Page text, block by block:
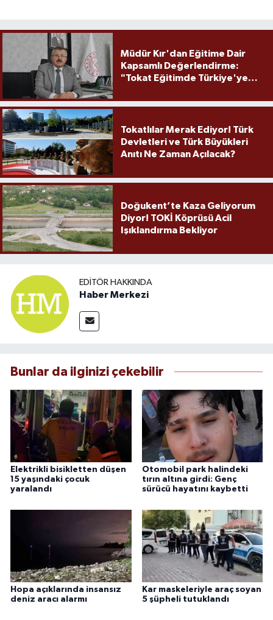
Müdür Kır'dan Eğitime Dair
Kapsamlı Değerlendirme:
"Tokat Eğitimde Türkiye'ye
Tokatlılar Merak Ediyor! Türk
Devletleri ve Türk Büyükleri
Anıtı Ne Zaman Açılacak?
Doğukent’te Kaza Geliyorum
Diyor! TOKİ Köprüsü Acil
Işıklandırma Bekliyor
EDITÖR HAKKINDA
Haber Merkezi
Bunlar da ilginizi çekebilir
Elektrikli bisikletten düşen
15 yaşındaki çocuk
yaralandı
Otomobil park halindeki
tırın altına girdi: Genç
sürücü hayatını kaybetti
Hopa açıklarında insansız
deniz aracı alarmı
Kar maskeleriyle araç soyan
5 şüpheli tutuklandı